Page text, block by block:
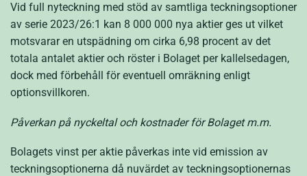
Vid full nyteckning med stöd av samtliga teckningsoptioner
av serie 2023/26:1 kan 8 000 000 nya aktier ges ut vilket
motsvarar en utspädning om cirka 6,98 procent av det
totala antalet aktier och röster i Bolaget per kallelsedagen,
dock med förbehåll för eventuell omräkning enligt
optionsvillkoren.
Påverkan på nyckeltal och kostnader för Bolaget m.m.
Bolagets vinst per aktie påverkas inte vid emission av
teckningsoptionerna då nuvärdet av tecknings­optionernas